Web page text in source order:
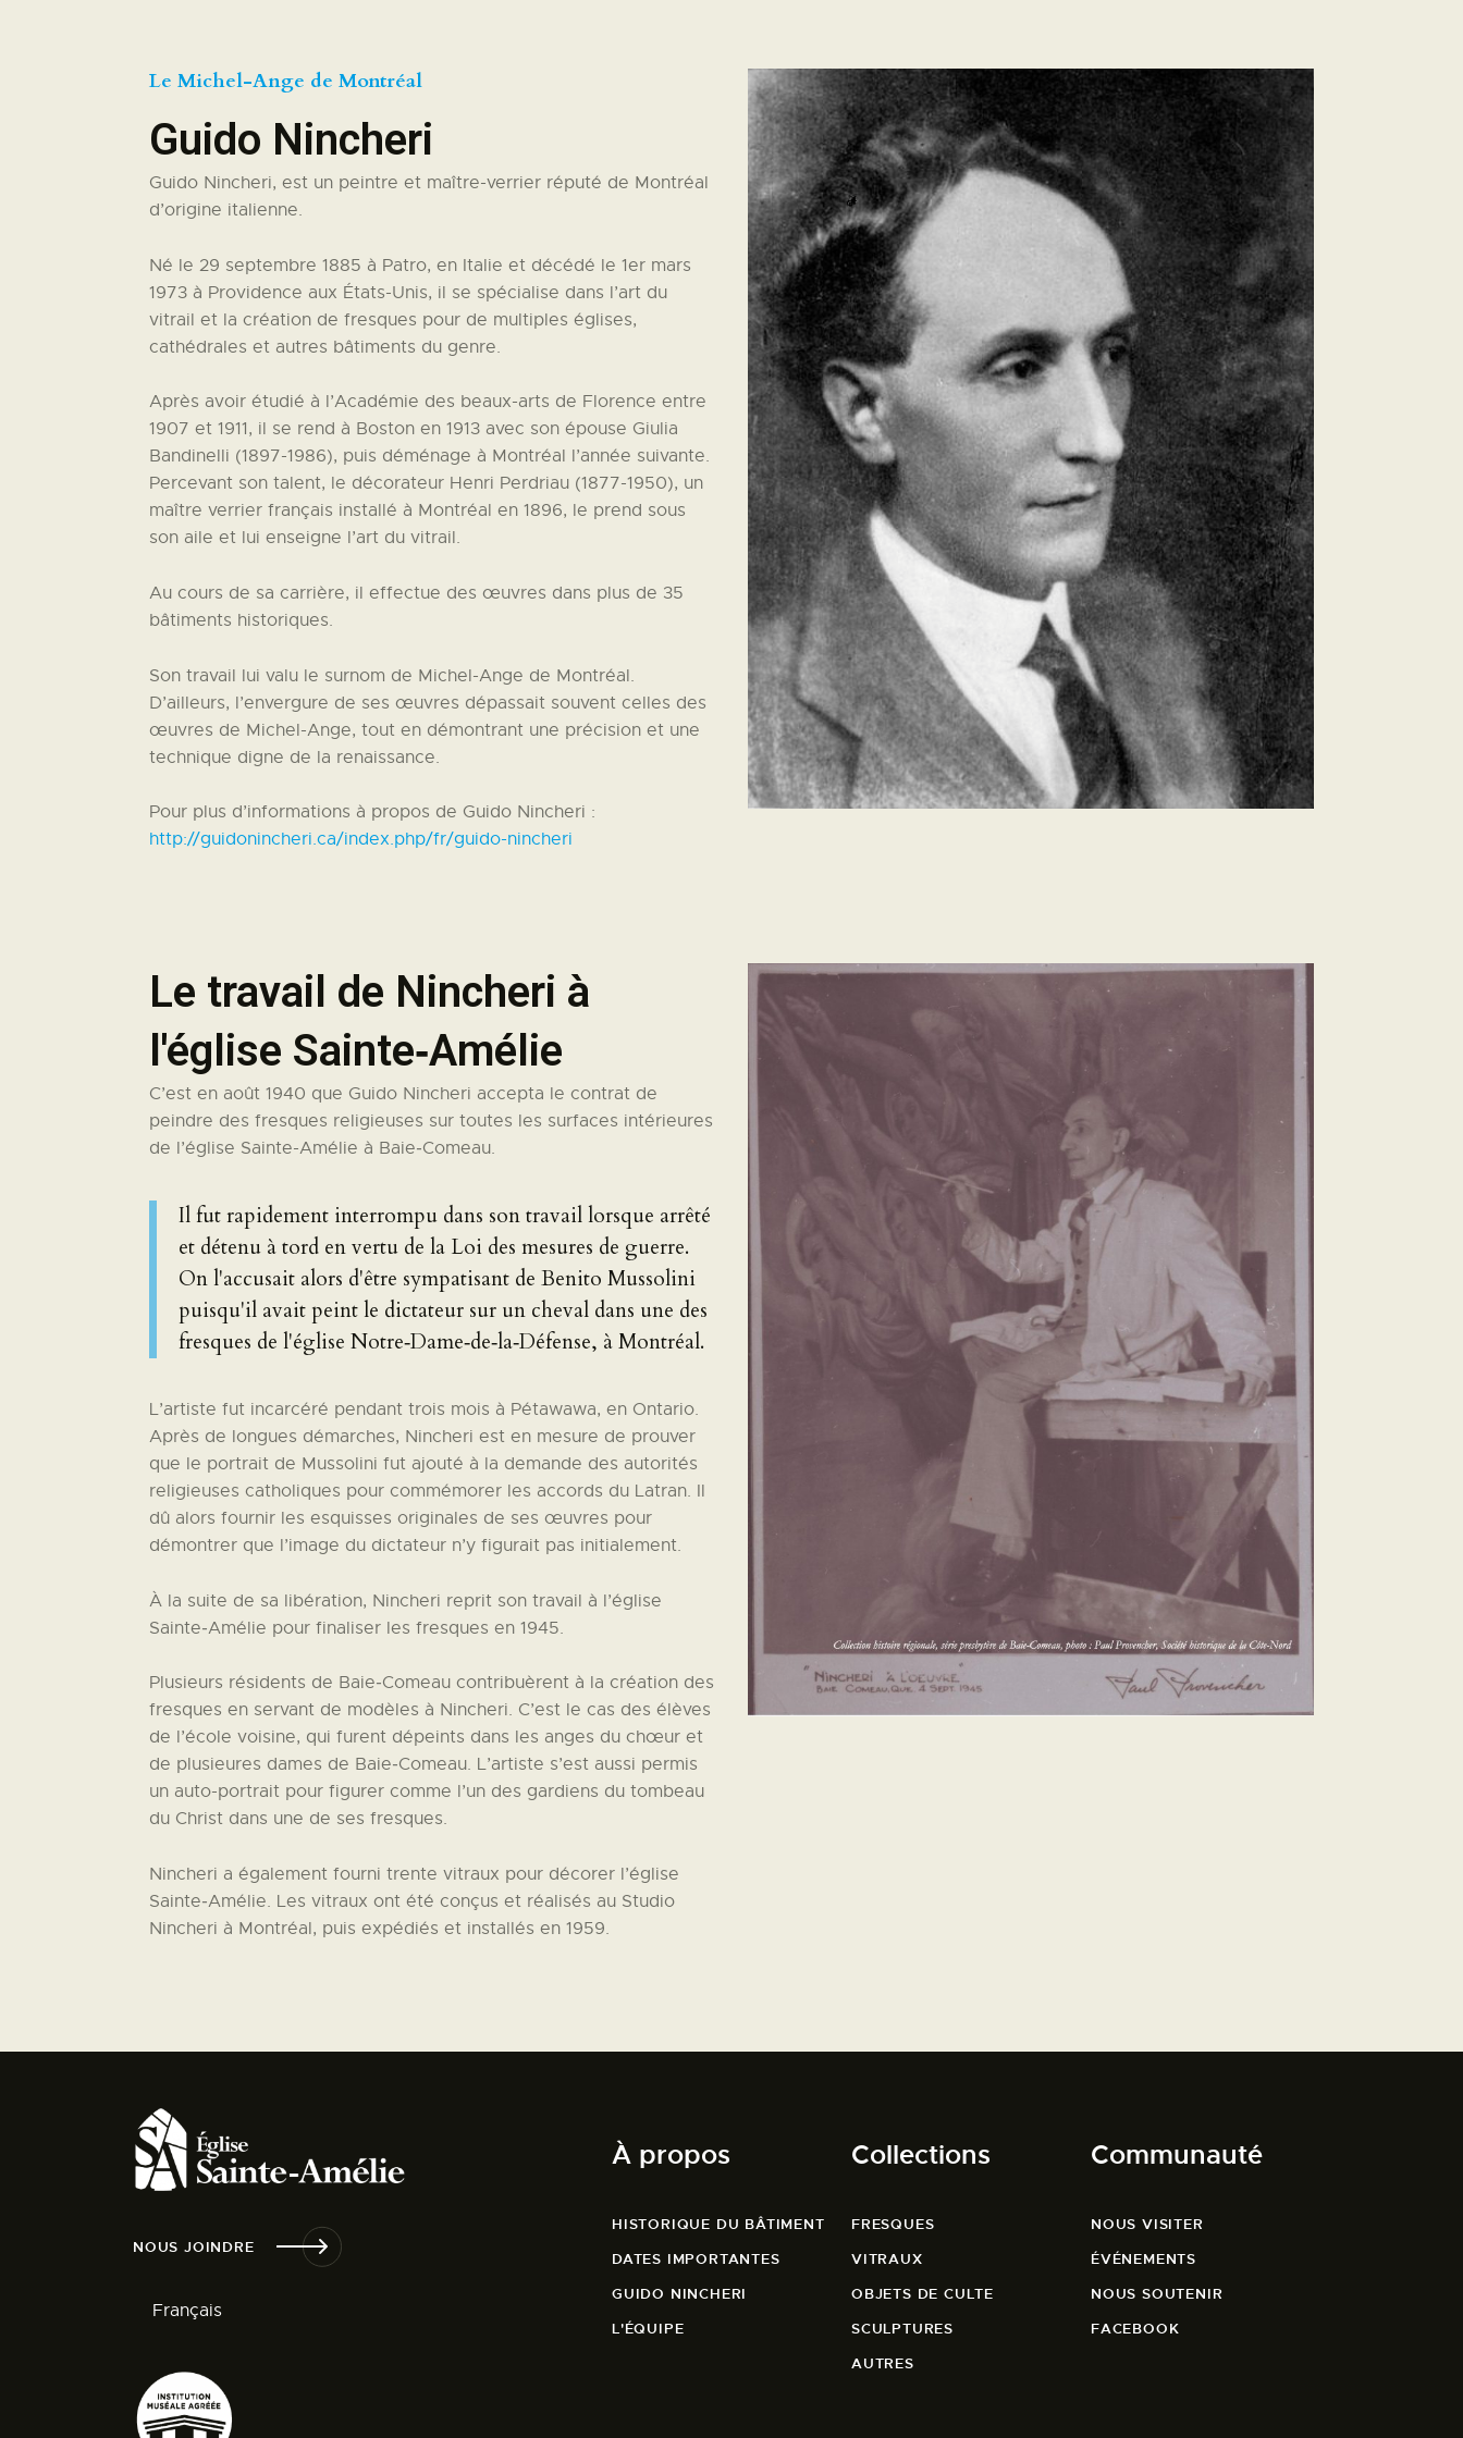
Le Michel-Ange de Montréal
Guido Nincheri
Guido Nincheri, est un peintre et maître-verrier réputé de Montréal
d’origine italienne.
Né le 29 septembre 1885 à Patro, en Italie et décédé le 1er mars
1973 à Providence aux États-Unis, il se spécialise dans l’art du
vitrail et la création de fresques pour de multiples églises,
cathédrales et autres bâtiments du genre.
Après avoir étudié à l’Académie des beaux-arts de Florence entre
1907 et 1911, il se rend à Boston en 1913 avec son épouse Giulia
Bandinelli (1897-1986), puis déménage à Montréal l’année suivante.
Percevant son talent, le décorateur Henri Perdriau (1877-1950), un
maître verrier français installé à Montréal en 1896, le prend sous
son aile et lui enseigne l’art du vitrail.
Au cours de sa carrière, il effectue des œuvres dans plus de 35
bâtiments historiques.
Son travail lui valu le surnom de Michel-Ange de Montréal.
D’ailleurs, l’envergure de ses œuvres dépassait souvent celles des
œuvres de Michel-Ange, tout en démontrant une précision et une
technique digne de la renaissance.
Pour plus d’informations à propos de Guido Nincheri :
http://guidonincheri.ca/index.php/fr/guido-nincheri
Le travail de Nincheri à
l'église Sainte‑Amélie
C’est en août 1940 que Guido Nincheri accepta le contrat de
peindre des fresques religieuses sur toutes les surfaces intérieures
de l’église Sainte-Amélie à Baie‑Comeau.
Il fut rapidement interrompu dans son travail lorsque arrêté
et détenu à tord en vertu de la Loi des mesures de guerre.
On l'accusait alors d'être sympatisant de Benito Mussolini
puisqu'il avait peint le dictateur sur un cheval dans une des
fresques de l'église Notre‑Dame‑de‑la‑Défense, à Montréal.
L’artiste fut incarcéré pendant trois mois à Pétawawa, en Ontario.
Après de longues démarches, Nincheri est en mesure de prouver
que le portrait de Mussolini fut ajouté à la demande des autorités
religieuses catholiques pour commémorer les accords du Latran. Il
dû alors fournir les esquisses originales de ses œuvres pour
démontrer que l’image du dictateur n’y figurait pas initialement.
À la suite de sa libération, Nincheri reprit son travail à l’église
Sainte‑Amélie pour finaliser les fresques en 1945.
Plusieurs résidents de Baie‑Comeau contribuèrent à la création des
fresques en servant de modèles à Nincheri. C’est le cas des élèves
de l’école voisine, qui furent dépeints dans les anges du chœur et
de plusieures dames de Baie‑Comeau. L’artiste s’est aussi permis
un auto-portrait pour figurer comme l’un des gardiens du tombeau
du Christ dans une de ses fresques.
Nincheri a également fourni trente vitraux pour décorer l’église
Sainte‑Amélie. Les vitraux ont été conçus et réalisés au Studio
Nincheri à Montréal, puis expédiés et installés en 1959.
NOUS JOINDRE
Français
À propos
HISTORIQUE DU BÂTIMENT
DATES IMPORTANTES
GUIDO NINCHERI
L'ÉQUIPE
Collections
FRESQUES
VITRAUX
OBJETS DE CULTE
SCULPTURES
AUTRES
Communauté
NOUS VISITER
ÉVÉNEMENTS
NOUS SOUTENIR
FACEBOOK